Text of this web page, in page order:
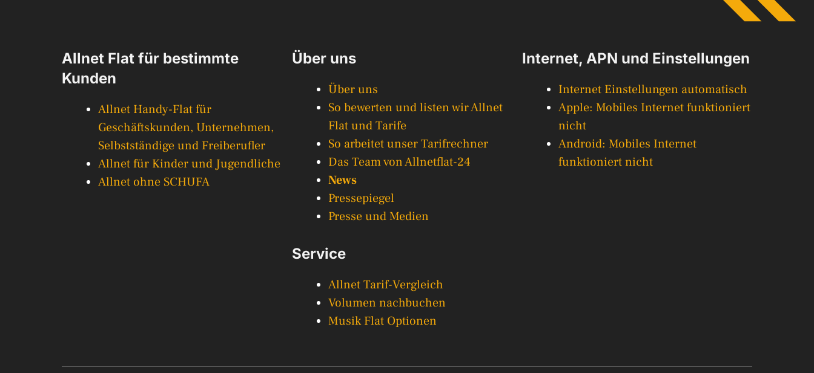
Allnet Flat für bestimmte
Kunden
Allnet Handy-Flat für
Geschäftskunden, Unternehmen,
Selbstständige und Freiberufler
Allnet für Kinder und Jugendliche
Allnet ohne SCHUFA
Über uns
Über uns
So bewerten und listen wir Allnet
Flat und Tarife
So arbeitet unser Tarifrechner
Das Team von Allnetflat-24
News
Pressepiegel
Presse und Medien
Service
Allnet Tarif-Vergleich
Volumen nachbuchen
Musik Flat Optionen
Internet, APN und Einstellungen
Internet Einstellungen automatisch
Apple: Mobiles Internet funktioniert
nicht
Android: Mobiles Internet
funktioniert nicht